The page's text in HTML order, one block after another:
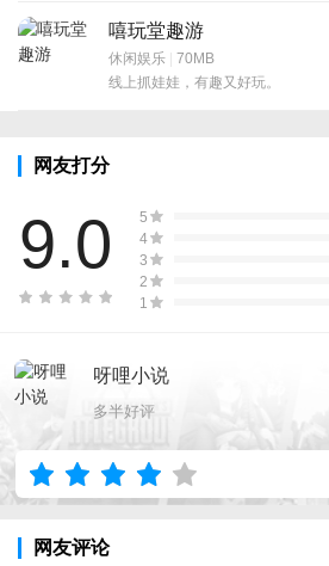
嘻玩堂趣游
休闲娱乐 | 70MB
线上抓娃娃，有趣又好玩。
网友打分
9.0
5
4
3
2
1
呀哩小说
多半好评
网友评论